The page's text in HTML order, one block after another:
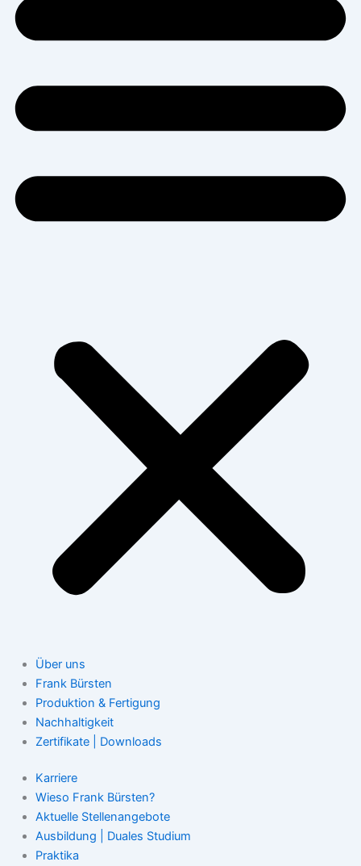
Über uns
Frank Bürsten
Produktion & Fertigung
Nachhaltigkeit
Zertifikate | Downloads
Karriere
Wieso Frank Bürsten?
Aktuelle Stellenangebote
Ausbildung | Duales Studium
Praktika